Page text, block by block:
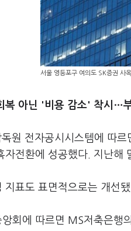
서울 영등포구 여의도 SK증권 사
복 아닌 '비용 감소' 착시…
독원 전자공시시스템에 따
자전환에 성공했다. 지난해
지표도 표면적으로는 개선됐
앙회에 따르면 MS저축은